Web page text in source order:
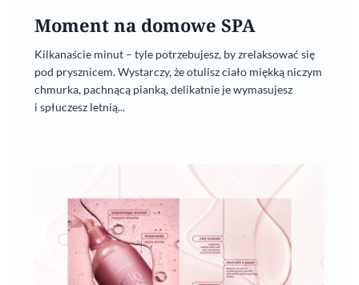
Moment na domowe SPA
Kilkanaście minut – tyle potrzebujesz, by zrelaksować się
pod prysznicem. Wystarczy, że otulisz ciało miękką niczym
chmurka, pachnącą pianką, delikatnie je wymasujesz
i spłuczesz letnią...